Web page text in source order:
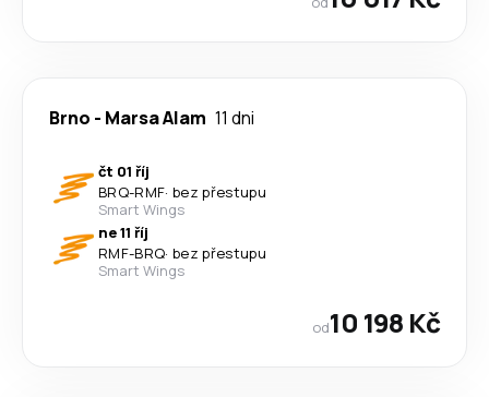
Brno - Marsa Alam 11 dni
čt 01 říj
BRQ-RMF· bez přestupu
Smart Wings
ne 11 říj
RMF-BRQ· bez přestupu
Smart Wings
od10 198 Kč